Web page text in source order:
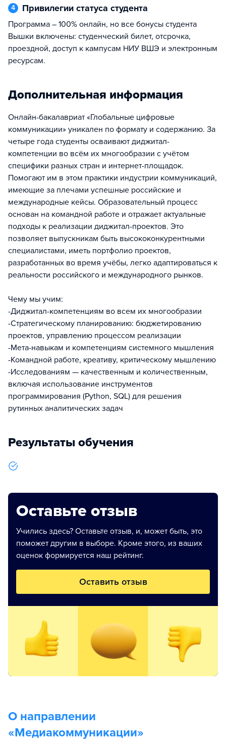
4 Привилегии статуса студента
Программа – 100% онлайн, но все бонусы студента
Вышки включены: студенческий билет, отсрочка,
проездной, доступ к кампусам НИУ ВШЭ и электронным
ресурсам.
Дополнительная информация
Онлайн-бакалавриат «Глобальные цифровые
коммуникации» уникален по формату и содержанию. За
четыре года студенты осваивают диджитал-
компетенции во всём их многообразии с учётом
специфики разных стран и интернет-площадок.
Помогают им в этом практики индустрии коммуникаций,
имеющие за плечами успешные российские и
международные кейсы. Образовательный процесс
основан на командной работе и отражает актуальные
подходы к реализации диджитал-проектов. Это
позволяет выпускникам быть высококонкурентными
специалистами, иметь портфолио проектов,
разработанных во время учёбы, легко адаптироваться к
реальности российского и международного рынков.
Чему мы учим:
-Диджитал-компетенциям во всем их многообразии
-Стратегическому планированию: бюджетированию
проектов, управлению процессом реализации
-Мета-навыкам и компетенциям системного мышления
-Командной работе, креативу, критическому мышлению
-Исследованиям — качественным и количественным,
включая использование инструментов
программирования (Python, SQL) для решения
рутинных аналитических задач
Результаты обучения
Оставьте отзыв
Учились здесь? Оставьте отзыв, и, может быть, это
поможет другим в выборе. Кроме этого, из ваших
оценок формируется наш рейтинг.
Оставить отзыв
О направлении
«Медиакоммуникации»